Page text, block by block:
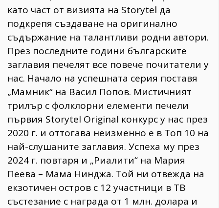
като част от визията на Storytel да
подкрепя създаване на оригинално
съдържание на талантливи родни автори.
През последните години българските
заглавия печелят все повече почитатели у
нас. Начало на успешната серия поставя
„Мамник“ на Васил Попов. Мистичният
трилър с фолклорни елементи печели
първия Storytel Original конкурс у нас през
2020 г. и оттогава неизменно е в Топ 10 на
най-слушаните заглавия. Успеха му през
2024 г. повтаря и „Риалити“ на Мария
Пеева – Мама Нинджа. Той ни отвежда на
екзотичен остров с 12 участници в ТВ
състезание с награда от 1 млн. долара и